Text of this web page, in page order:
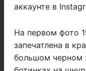
аккаунте в
На первом фото
запечатлена в
большом черном